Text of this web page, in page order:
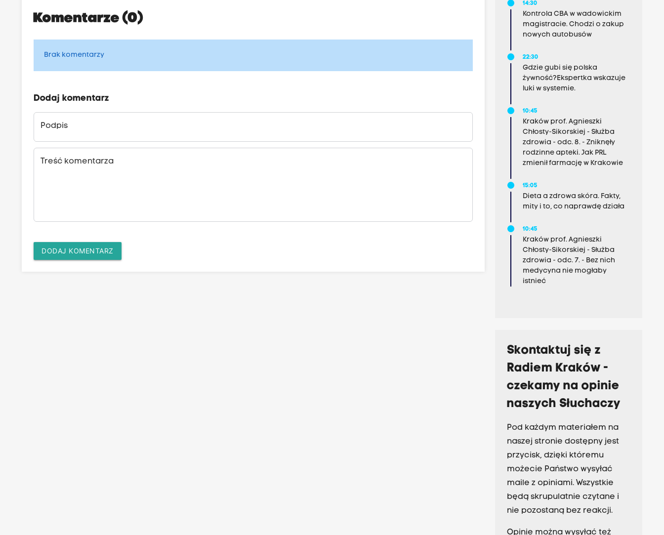
Komentarze (0)
Brak komentarzy
Dodaj komentarz
Podpis
Treść komentarza
DODAJ KOMENTARZ
14:30
Kontrola CBA w wadowickim
magistracie. Chodzi o zakup
nowych autobusów
22:30
Gdzie gubi się polska
żywność?Ekspertka wskazuje
luki w systemie.
10:45
Kraków prof. Agnieszki
Chłosty-Sikorskiej - Służba
zdrowia - odc. 8. - Zniknęły
rodzinne apteki. Jak PRL
zmienił farmację w Krakowie
15:05
Dieta a zdrowa skóra. Fakty,
mity i to, co naprawdę działa
10:45
Kraków prof. Agnieszki
Chłosty-Sikorskiej - Służba
zdrowia - odc. 7. - Bez nich
medycyna nie mogłaby
istnieć
Skontaktuj się z
Radiem Kraków -
czekamy na opinie
naszych Słuchaczy
Pod każdym materiałem na
naszej stronie dostępny jest
przycisk, dzięki któremu
możecie Państwo wysyłać
maile z opiniami. Wszystkie
będą skrupulatnie czytane i
nie pozostaną bez reakcji.
Opinie można wysyłać też